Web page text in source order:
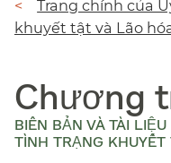
Đường
dẫn​​
Trang chính của
khuyết tật và Lão
Chương
BIÊN BẢN VÀ TÀI
TÌNH TRẠNG KHUYẾT